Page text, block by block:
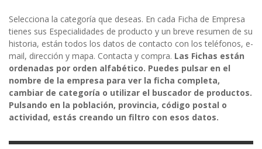
Selecciona la categoría que deseas. En cada Ficha de Empresa
tienes sus Especialidades de producto y un breve resumen de su
historia, están todos los datos de contacto con los teléfonos, e-
mail, dirección y mapa. Contacta y compra. Las Fichas están
ordenadas por orden alfabético. Puedes pulsar en el
nombre de la empresa para ver la ficha completa,
cambiar de categoría o utilizar el buscador de productos.
Pulsando en la población, provincia, código postal o
actividad, estás creando un filtro con esos datos.